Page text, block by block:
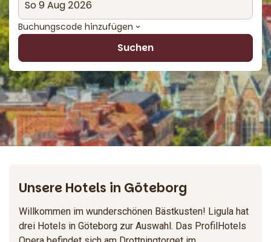
Suchen
Buchungscode hinzufügen
Unsere Hotels in Göteborg
Willkommen im wunderschönen Bästkusten! Ligula hat
drei Hotels in Göteborg zur Auswahl. Das ProfilHotels